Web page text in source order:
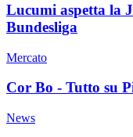
Lucumi aspetta la
Bundesliga
Mercato
Cor Bo - Tutto su
News